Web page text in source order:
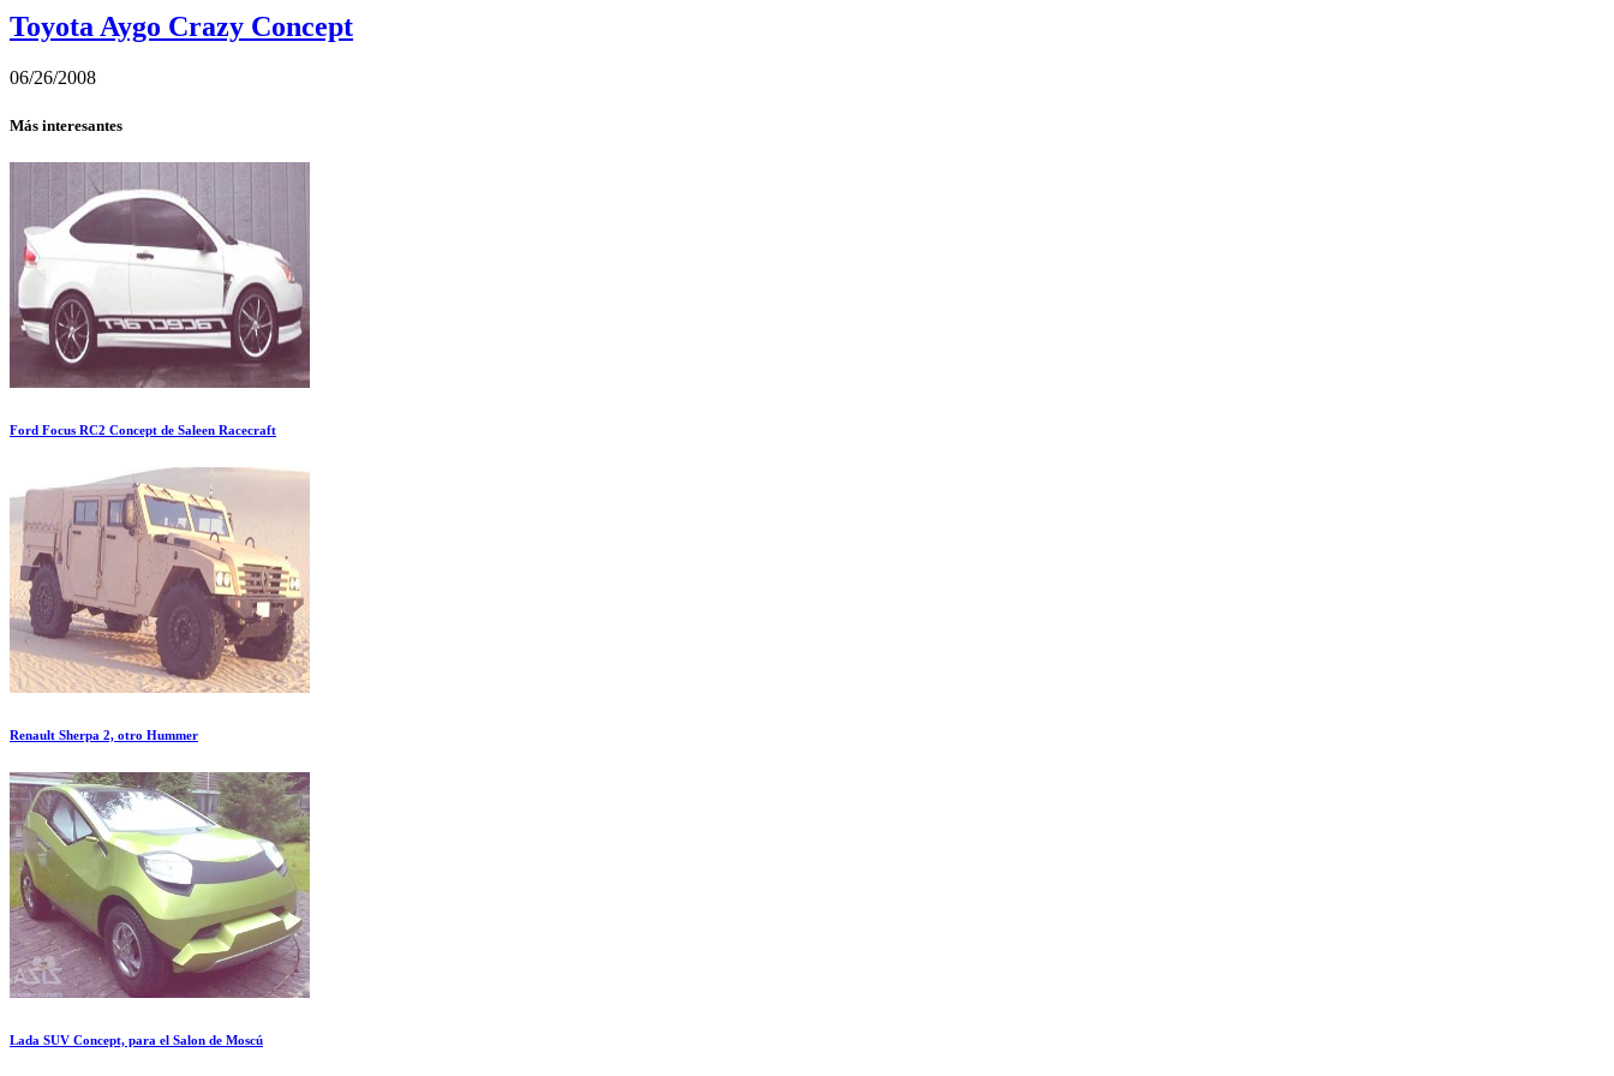
Toyota Aygo Crazy Concept
06/26/2008
Más interesantes
Ford Focus RC2 Concept de Saleen Racecraft
Renault Sherpa 2, otro Hummer
Lada SUV Concept, para el Salon de Moscú